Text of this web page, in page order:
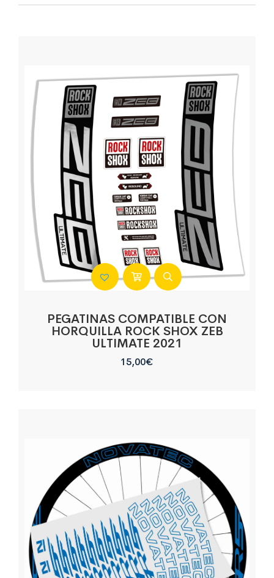
PEGATINAS COMPATIBLE CON
HORQUILLA ROCK SHOX ZEB
ULTIMATE 2021
15,00€